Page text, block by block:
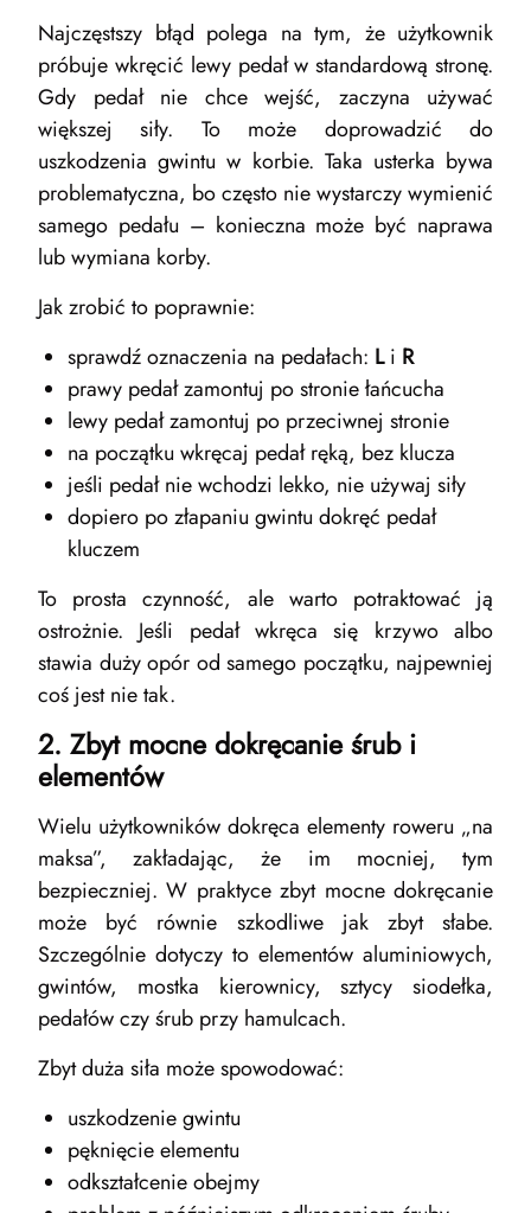
Najczęstszy błąd polega na tym, że użytkownik
próbuje wkręcić lewy pedał w standardową stronę.
Gdy pedał nie chce wejść, zaczyna używać
większej siły. To może doprowadzić do
uszkodzenia gwintu w korbie. Taka usterka bywa
problematyczna, bo często nie wystarczy wymienić
samego pedału – konieczna może być naprawa
lub wymiana korby.
Jak zrobić to poprawnie:
sprawdź oznaczenia na pedałach: Li R
prawy pedał zamontuj po stronie łańcucha
lewy pedał zamontuj po przeciwnej stronie
na początku wkręcaj pedał ręką, bez klucza
jeśli pedał nie wchodzi lekko, nie używaj siły
dopiero po złapaniu gwintu dokręć pedał
kluczem
To prosta czynność, ale warto potraktować ją
ostrożnie. Jeśli pedał wkręca się krzywo albo
stawia duży opór od samego początku, najpewniej
coś jest nie tak.
2. Zbyt mocne dokręcanie śrub i
elementów
Wielu użytkowników dokręca elementy roweru „na
maksa”, zakładając, że im mocniej, tym
bezpieczniej. W praktyce zbyt mocne dokręcanie
może być równie szkodliwe jak zbyt słabe.
Szczególnie dotyczy to elementów aluminiowych,
gwintów, mostka kierownicy, sztycy siodełka,
pedałów czy śrub przy hamulcach.
Zbyt duża siła może spowodować:
uszkodzenie gwintu
pęknięcie elementu
odkształcenie obejmy